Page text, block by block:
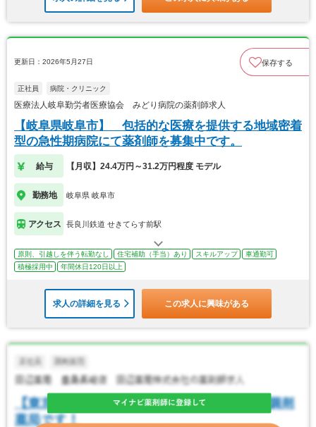
更新日：2026年5月27日 保存する
正社員 病院・クリニック
医療法人岐阜勤労者医療協会 みどり病院の薬剤師求人
【岐阜県岐阜市】 包括的な医療を提供する地域密着
型の急性期病院にて薬剤師を募集中です。
給与 【月収】24.4万円～31.2万円程度 モデル
勤務地 岐阜県 岐阜市
アクセス 長良川鉄道 せきてらす前駅
原則、引越しを伴う転勤なし 住宅補助（手当）あり スキルアップ
車通勤可
積極採用中
年間休日120日以上
求人の詳細を見る この求人に興味がある